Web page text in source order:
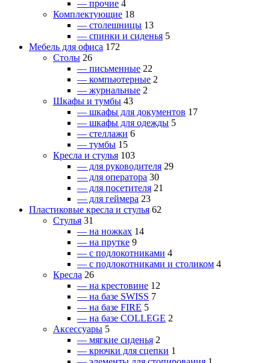
— прочие 4
Комплектующие 18
— столешницы 13
— спинки и сиденья 5
Мебель для офиса 172
Столы 26
— письменные 22
— компьютерные 2
— журнальные 2
Шкафы и тумбы 43
— шкафы для документов 17
— шкафы для одежды 5
— стеллажи 6
— тумбы 15
Кресла и стулья 103
— для руководителя 29
— для оператора 30
— для посетителя 21
— для геймера 23
Пластиковые кресла и стулья 62
Стулья 31
— на ножках 14
— на прутке 9
— с подлокотниками 4
— с подлокотниками и столиком 4
Кресла 26
— на крестовине 12
— на базе SWISS 7
— на базе FIRE 5
— на базе COLLEGE 2
Аксессуары 5
— мягкие сиденья 2
— крючки для сцепки 1